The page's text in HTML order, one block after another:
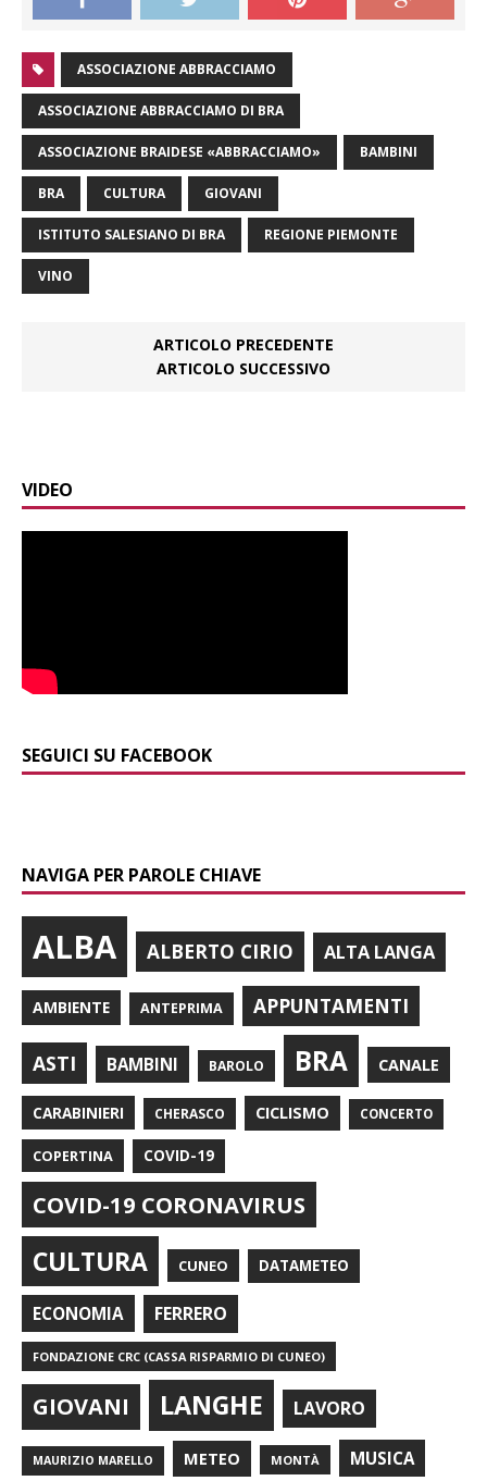
ASSOCIAZIONE ABBRACCIAMO
ASSOCIAZIONE ABBRACCIAMO DI BRA
ASSOCIAZIONE BRAIDESE «ABBRACCIAMO» BAMBINI
BRA CULTURA GIOVANI
ISTITUTO SALESIANO DI BRA REGIONE PIEMONTE
VINO
ARTICOLO PRECEDENTE
ARTICOLO SUCCESSIVO
VIDEO
SEGUICI SU FACEBOOK
NAVIGA PER PAROLE CHIAVE
ALBA ALBERTO CIRIO ALTA LANGA
AMBIENTE ANTEPRIMA APPUNTAMENTI
ASTI BAMBINI BAROLO BRA CANALE
CARABINIERI CHERASCO CICLISMO CONCERTO
COPERTINA COVID-19
COVID-19 CORONAVIRUS
CULTURA CUNEO DATAMETEO
ECONOMIA FERRERO
FONDAZIONE CRC (CASSA RISPARMIO DI CUNEO)
GIOVANI LANGHE LAVORO
MAURIZIO MARELLO METEO MONTÀ MUSICA